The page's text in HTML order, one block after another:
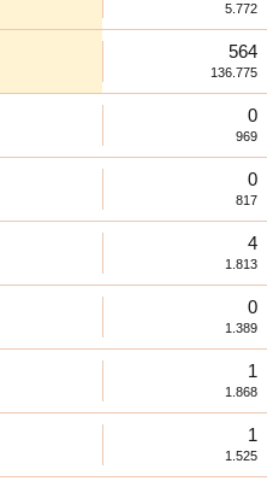
5.772
564
136.775
0
969
0
817
4
1.813
0
1.389
1
1.868
1
1.525